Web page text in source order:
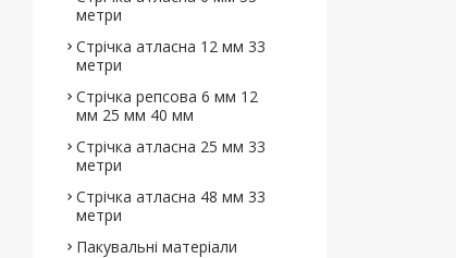
метри
Стрічка атласна 12 мм 33
метри
Стрічка репсова 6 мм 12
мм 25 мм 40 мм
Стрічка атласна 25 мм 33
метри
Стрічка атласна 48 мм 33
метри
Пакувальні матеріали